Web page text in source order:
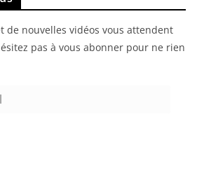
de nouvelles vidéos vous attendent
pas à vous abonner pour ne rien